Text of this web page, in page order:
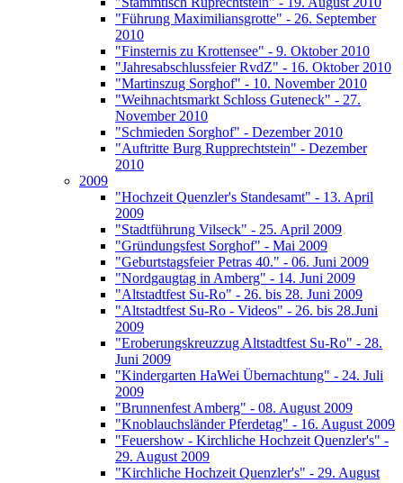
"Führung Maximiliansgrotte" - 26. September
2010
"Finsternis zu Krottensee" - 9. Oktober 2010
"Jahresabschlussfeier RvdZ" - 16. Oktober 2010
"Martinszug Sorghof" - 10. November 2010
"Weihnachtsmarkt Schloss Guteneck" - 27.
November 2010
"Schmieden Sorghof" - Dezember 2010
"Auftritte Burg Rupprechtstein" - Dezember
2010
2009
"Hochzeit Quenzler's Standesamt" - 13. April
2009
"Stadtführung Vilseck" - 25. April 2009
"Gründungsfest Sorghof" - Mai 2009
"Geburtstagsfeier Petras 40." - 06. Juni 2009
"Nordgaugtag in Amberg" - 14. Juni 2009
"Altstadtfest Su-Ro" - 26. bis 28. Juni 2009
"Altstadtfest Su-Ro - Videos" - 26. bis 28.Juni
2009
"Eroberungskreuzzug Altstadtfest Su-Ro" - 28.
Juni 2009
"Kindergarten HaWei Übernachtung" - 24. Juli
2009
"Brunnenfest Amberg" - 08. August 2009
"Knoblauchsländer Pferdetag" - 16. August 2009
"Feuershow - Kirchliche Hochzeit Quenzler's" -
29. August 2009
"Kirchliche Hochzeit Quenzler's" - 29. August